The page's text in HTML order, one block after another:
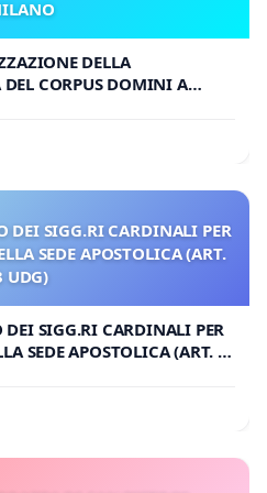
DELLA
DEL CORPUS DOMINI A
DEI SIGG.RI CARDINALI PER
SEDE APOSTOLICA (ART.
UDG)
SIGG.RI CARDINALI PER
SEDE APOSTOLICA (ART. 3